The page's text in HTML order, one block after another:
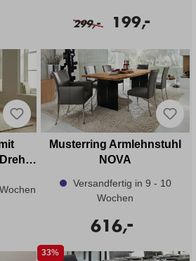
299,- 199,
-
Musterring Armlehnstuhl
NOVA
Versandfertig in 9 - 10
Wochen
616,
-
33%